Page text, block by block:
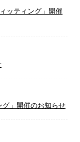
ッティング」開催
」開催のお知らせ